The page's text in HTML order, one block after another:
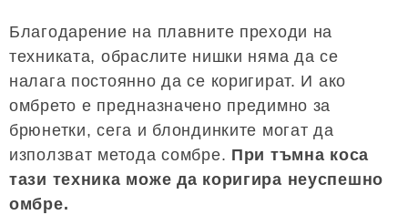
Благодарение на плавните преходи на
техниката, обраслите нишки няма да се
налага постоянно да се коригират. И ако
омбрето е предназначено предимно за
брюнетки, сега и блондинките могат да
използват метода сомбре. При тъмна коса
тази техника може да коригира неуспешно
омбре.